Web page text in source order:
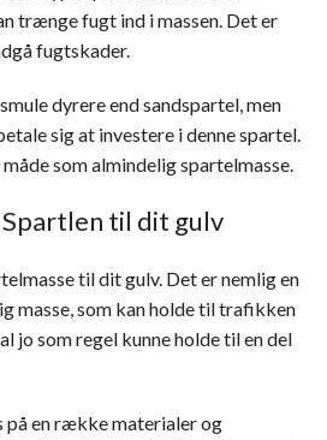
trænge fugt ind i massen. Det er
fugtskader.
dyrere end sandspartel, men
sig at investere i denne spartel.
som almindelig spartelmasse.
til dit gulv
til dit gulv. Det er nemlig en
masse, som kan holde til trafikken
jo som regel kunne holde til en del
på en række materialer og